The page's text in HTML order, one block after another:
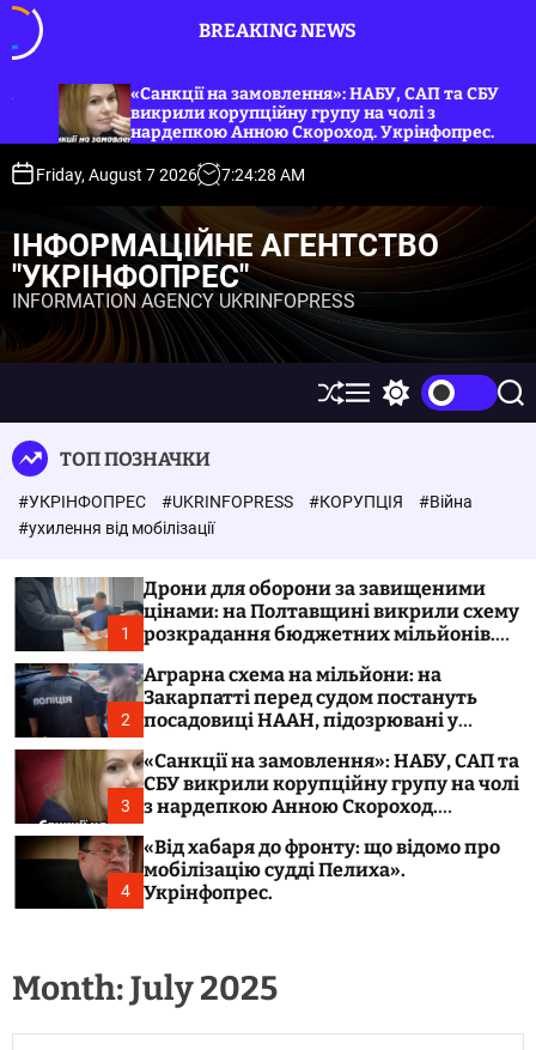
o
t
BREAKING NEWS
НАБУ, САП та СБУ
групу на чолі з
Скороход. Укрінфопрес.
«Від хабаря до фронту:
мобілізацію судді
Friday, August 7 2026 7:24:29 AM
ІНФОРМАЦІЙНЕ АГЕНТСТВО
"УКРІНФОПРЕС"
INFORMATION AGENCY UKRINFOPRESS
S
h
e
M
e w
h
o
r
m
o
e
S
e
ТОП ПОЗНАЧКИ
#УКРІНФОПРЕС #UKRINFOPRESS #КОРУПЦІЯ
#Війна
#ухилення від мобілізації
1
Дрони для оборони за завищеними
цінами: на Полтавщині викрили схему
розкрадання бюджетних мільйонів.
2
Аграрна схема на мільйони: на
Закарпатті перед судом постануть
посадовиці НААН, підозрювані у
3
«Санкції на замовлення»: НАБУ, САП та
СБУ викрили корупційну групу на чолі
з нардепкою Анною Скороход.
4
«Від хабаря до фронту: що відомо про
мобілізацію судді Пелиха».
Укрінфопрес.
Month:July 2025